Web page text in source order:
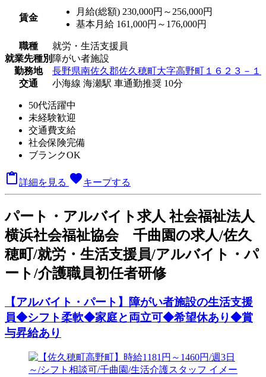
賃金
月給(総額) 230,000円～256,000円
基本月給 161,000円～176,000円
職種
就労・生活支援員
就業先種別 障がい者施設
勤務地
長野県南佐久郡佐久穂町大字高野町１６２３－１
交通
小海線 海瀬駅 車通勤推奨 10分
50代活躍中
未経験歓迎
交通費支給
社会保険完備
ブランクOK
詳細を見る favoriteキープする
パート ・アルバイト求人 社会福祉法人
横浜社会福祉協会 千曲園の求人/佐久
穂町/就労・生活支援員/アルバイト・パ
ート/介護職員初任者研修
【アルバイト・パート】障がい者施設の生活支援
員◆シフト柔軟◆家庭と両立可◆希望休あり◆賞
与昇給あり